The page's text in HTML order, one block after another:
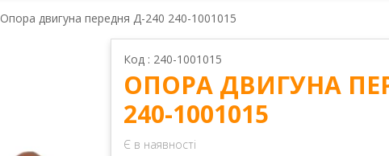
Опора двигуна передня Д-240 240-1001015
Код : 240-1001015
ОПОРА ДВИГУНА
240-1001015
Є в наявності